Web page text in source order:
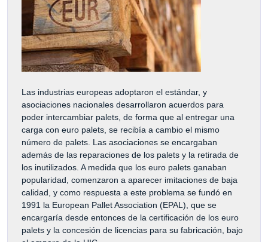
Las industrias europeas adoptaron el estándar, y
asociaciones nacionales desarrollaron acuerdos para
poder intercambiar palets, de forma que al entregar una
carga con euro palets, se recibía a cambio el mismo
número de palets. Las asociaciones se encargaban
además de las reparaciones de los palets y la retirada de
los inutilizados. A medida que los euro palets ganaban
popularidad, comenzaron a aparecer imitaciones de baja
calidad, y como respuesta a este problema se fundó en
1991 la European Pallet Association (EPAL), que se
encargaría desde entonces de la certificación de los euro
palets y la concesión de licencias para su fabricación, bajo